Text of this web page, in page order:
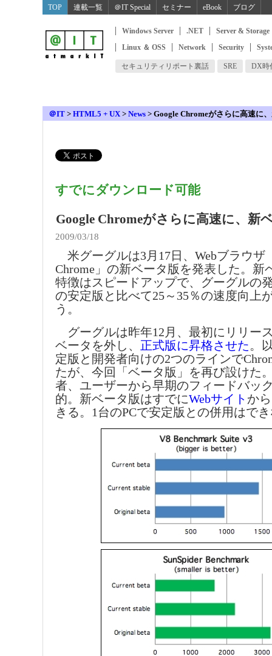
TOP 連載一覧 ＠IT Special セミナー eBook ブログ
Windows Server .NET
Server & Storage
Linux ＆ OSS
Network Security
セキュリティリポート裏話 SRE DX時
＠IT > HTML5 + UX> News > Google Chromeがさらに高速に
すでにダウンロード可能
Google Chromeがさらに高速に、新
2009/03/18
米グーグルは3月17日、Webブラウザ
Chrome」の新ベータ版を発表した。新
特徴はスピードアップで、グーグルの
の安定版と比べて25～35％の速度向上
う。
グーグルは昨年12月、最初にリリー
ベータを外し、 正式版に昇格させた。
定版と開発者向けの2つのラインで
たが、今回「ベータ版」を再び設けた
者、ユーザーから早期のフィードバッ
的。新ベータ版はすでにWebサイト か
きる。1台のPCで安定版との併用はで